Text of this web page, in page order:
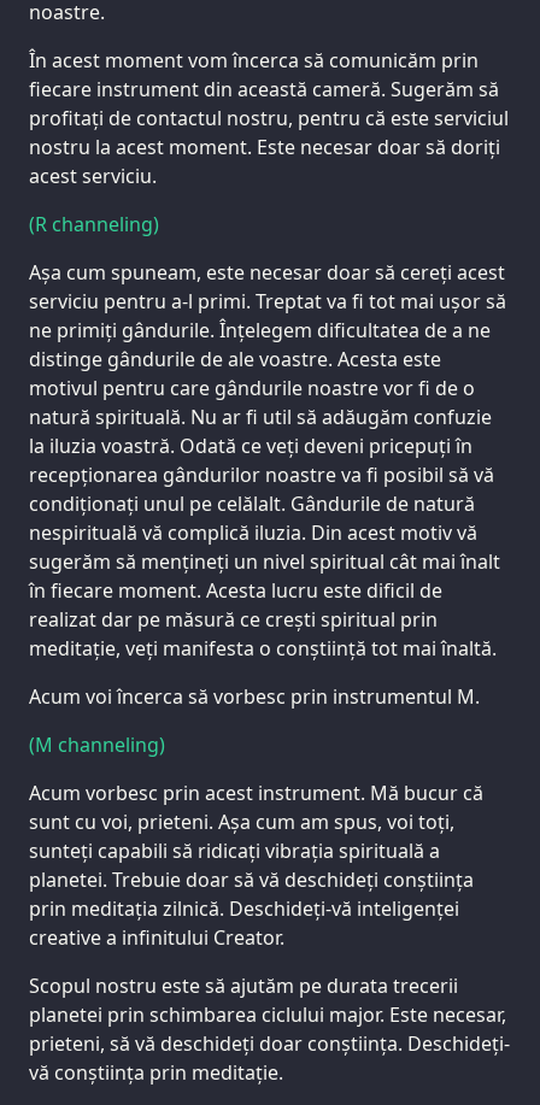
noastre.
În acest moment vom încerca să comunicăm prin
fiecare instrument din această cameră. Sugerăm să
profitați de contactul nostru, pentru că este serviciul
nostru la acest moment. Este necesar doar să doriți
acest serviciu.
(R channeling)
Așa cum spuneam, este necesar doar să cereți acest
serviciu pentru a-l primi. Treptat va fi tot mai ușor să
ne primiți gândurile. Înțelegem dificultatea de a ne
distinge gândurile de ale voastre. Acesta este
motivul pentru care gândurile noastre vor fi de o
natură spirituală. Nu ar fi util să adăugăm confuzie
la iluzia voastră. Odată ce veți deveni pricepuți în
recepționarea gândurilor noastre va fi posibil să vă
condiționați unul pe celălalt. Gândurile de natură
nespirituală vă complică iluzia. Din acest motiv vă
sugerăm să mențineți un nivel spiritual cât mai înalt
în fiecare moment. Acesta lucru este dificil de
realizat dar pe măsură ce crești spiritual prin
meditație, veți manifesta o conștiință tot mai înaltă.
Acum voi încerca să vorbesc prin instrumentul M.
(M channeling)
Acum vorbesc prin acest instrument. Mă bucur că
sunt cu voi, prieteni. Așa cum am spus, voi toți,
sunteți capabili să ridicați vibrația spirituală a
planetei. Trebuie doar să vă deschideți conștiința
prin meditația zilnică. Deschideți-vă inteligenței
creative a infinitului Creator.
Scopul nostru este să ajutăm pe durata trecerii
planetei prin schimbarea ciclului major. Este necesar,
prieteni, să vă deschideți doar conștiința. Deschideți-
vă conștiința prin meditație.